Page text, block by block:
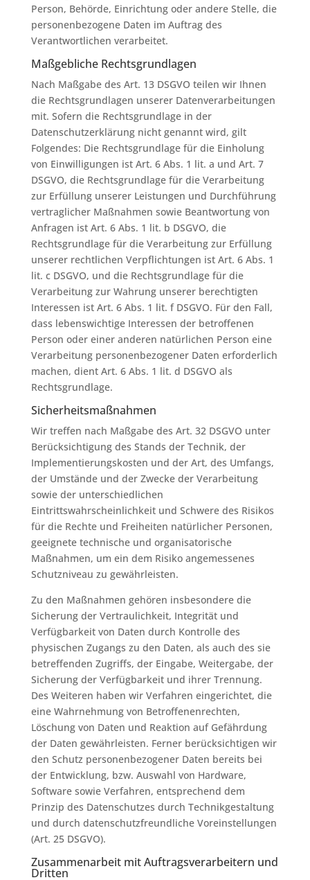
Person, Behörde, Einrichtung oder andere Stelle, die
personenbezogene Daten im Auftrag des
Verantwortlichen verarbeitet.
Maßgebliche Rechtsgrundlagen
Nach Maßgabe des Art. 13 DSGVO teilen wir Ihnen
die Rechtsgrundlagen unserer Datenverarbeitungen
mit. Sofern die Rechtsgrundlage in der
Datenschutzerklärung nicht genannt wird, gilt
Folgendes: Die Rechtsgrundlage für die Einholung
von Einwilligungen ist Art. 6 Abs. 1 lit. a und Art. 7
DSGVO, die Rechtsgrundlage für die Verarbeitung
zur Erfüllung unserer Leistungen und Durchführung
vertraglicher Maßnahmen sowie Beantwortung von
Anfragen ist Art. 6 Abs. 1 lit. b DSGVO, die
Rechtsgrundlage für die Verarbeitung zur Erfüllung
unserer rechtlichen Verpflichtungen ist Art. 6 Abs. 1
lit. c DSGVO, und die Rechtsgrundlage für die
Verarbeitung zur Wahrung unserer berechtigten
Interessen ist Art. 6 Abs. 1 lit. f DSGVO. Für den Fall,
dass lebenswichtige Interessen der betroffenen
Person oder einer anderen natürlichen Person eine
Verarbeitung personenbezogener Daten erforderlich
machen, dient Art. 6 Abs. 1 lit. d DSGVO als
Rechtsgrundlage.
Sicherheitsmaßnahmen
Wir treffen nach Maßgabe des Art. 32 DSGVO unter
Berücksichtigung des Stands der Technik, der
Implementierungskosten und der Art, des Umfangs,
der Umstände und der Zwecke der Verarbeitung
sowie der unterschiedlichen
Eintrittswahrscheinlichkeit und Schwere des Risikos
für die Rechte und Freiheiten natürlicher Personen,
geeignete technische und organisatorische
Maßnahmen, um ein dem Risiko angemessenes
Schutzniveau zu gewährleisten.
Zu den Maßnahmen gehören insbesondere die
Sicherung der Vertraulichkeit, Integrität und
Verfügbarkeit von Daten durch Kontrolle des
physischen Zugangs zu den Daten, als auch des sie
betreffenden Zugriffs, der Eingabe, Weitergabe, der
Sicherung der Verfügbarkeit und ihrer Trennung.
Des Weiteren haben wir Verfahren eingerichtet, die
eine Wahrnehmung von Betroffenenrechten,
Löschung von Daten und Reaktion auf Gefährdung
der Daten gewährleisten. Ferner berücksichtigen wir
den Schutz personenbezogener Daten bereits bei
der Entwicklung, bzw. Auswahl von Hardware,
Software sowie Verfahren, entsprechend dem
Prinzip des Datenschutzes durch Technikgestaltung
und durch datenschutzfreundliche Voreinstellungen
(Art. 25 DSGVO).
Zusammenarbeit mit Auftragsverarbeitern und
Dritten